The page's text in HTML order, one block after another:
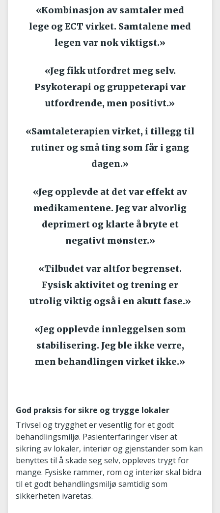
«Kombinasjon av samtaler med
lege og ECT virket. Samtalene med
legen var nok viktigst.»
«Jeg fikk utfordret meg selv.
Psykoterapi og gruppeterapi var
utfordrende, men positivt.»
«Samtaleterapien virket, i tillegg til
rutiner og små ting som får i gang
dagen.»
«Jeg opplevde at det var effekt av
medikamentene. Jeg var alvorlig
deprimert og klarte å bryte et
negativt mønster.»
«Tilbudet var altfor begrenset.
Fysisk aktivitet og trening er
utrolig viktig også i en akutt fase.»
«Jeg opplevde innleggelsen som
stabilisering. Jeg ble ikke verre,
men behandlingen virket ikke.»
God praksis for sikre og trygge lokaler
Trivsel og trygghet er vesentlig for et godt
behandlingsmiljø. Pasienterfaringer viser at
sikring av lokaler, interiør og gjenstander som kan
benyttes til å skade seg selv, oppleves trygt for
mange. Fysiske rammer, rom og interiør skal bidra
til et godt behandlingsmiljø samtidig som
sikkerheten ivaretas.